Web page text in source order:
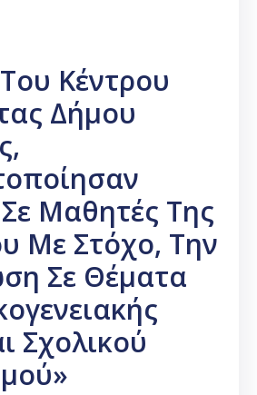
Κέντρου
Δήμου
Μαθητές Της
Με Στόχο, Την
Σε Θέματα
Σχολικού